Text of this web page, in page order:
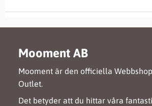
Mooment AB
Mooment är den officiella
Outlet.
Det betyder att du hittar våra